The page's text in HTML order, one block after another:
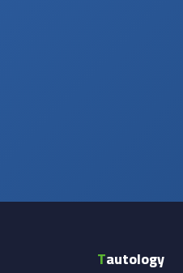
Tautology